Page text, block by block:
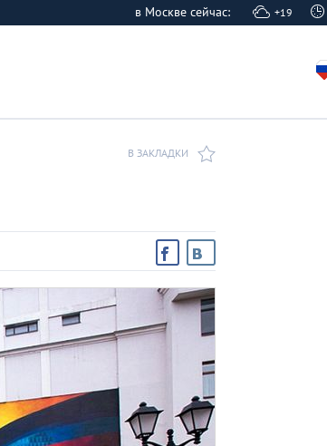
в Москве сейчас: +19
В ЗАКЛАДКИ